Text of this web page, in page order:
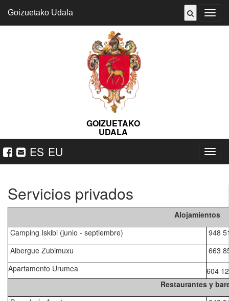
Abrir
menú
Goizuetako Udala
GOIZUETAKO
UDALA
ES EU
ireki
Servicios privados
Alojamientos
Camping Iskibi (junio - septiembre)
948
Albergue Zubimuxu
663
Apartamento Urumea
604
Restaurantes y